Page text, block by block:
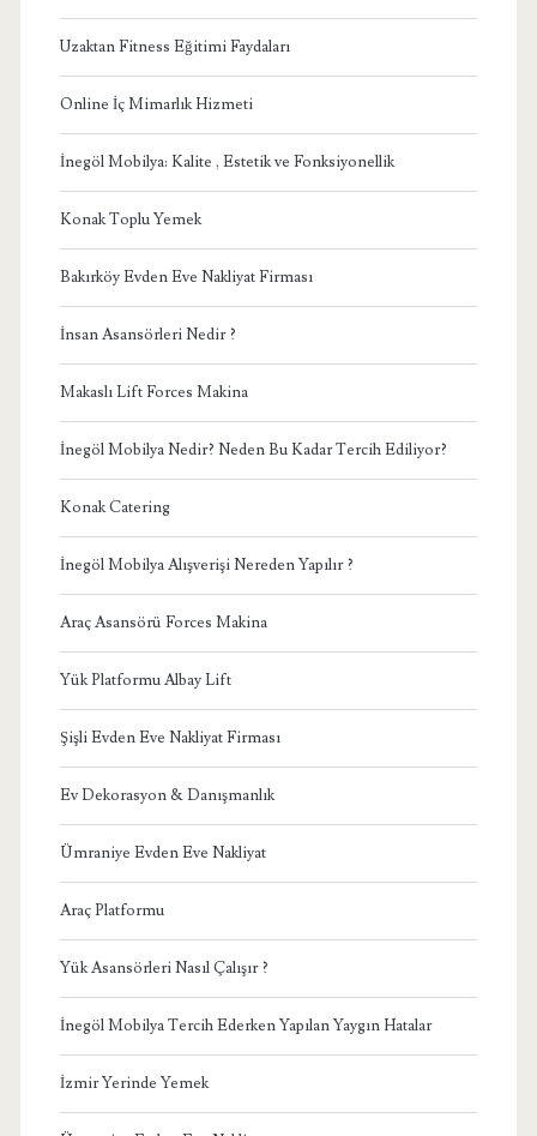
Uzaktan Fitness Eğitimi Faydaları
Online İç Mimarlık Hizmeti
İnegöl Mobilya: Kalite , Estetik ve Fonksiyonellik
Konak Toplu Yemek
Bakırköy Evden Eve Nakliyat Firması
İnsan Asansörleri Nedir ?
Makaslı Lift Forces Makina
İnegöl Mobilya Nedir? Neden Bu Kadar Tercih Ediliyor?
Konak Catering
İnegöl Mobilya Alışverişi Nereden Yapılır ?
Araç Asansörü Forces Makina
Yük Platformu Albay Lift
Şişli Evden Eve Nakliyat Firması
Ev Dekorasyon & Danışmanlık
Ümraniye Evden Eve Nakliyat
Araç Platformu
Yük Asansörleri Nasıl Çalışır ?
İnegöl Mobilya Tercih Ederken Yapılan Yaygın Hatalar
İzmir Yerinde Yemek